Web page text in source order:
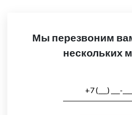
Мы перезвоним
нескольких